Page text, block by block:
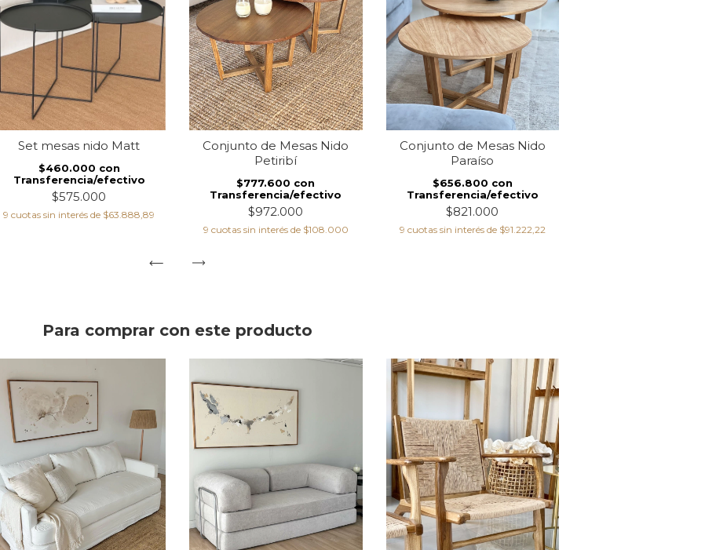
Set mesas nido Matt
$575.000
$460.000 con
Transferencia/efectivo
9 cuotas sin interés de $63.888,89
Conjunto de Mesas Nido
Petiribí
$972.000
$777.600 con
Transferencia/efectivo
9 cuotas sin interés de $108.000
Conjunto de Mesas Nido
Paraíso
$821.000
$656.800 con
Transferencia/efectivo
9 cuotas sin interés de $91.222,22
Para comprar con este producto